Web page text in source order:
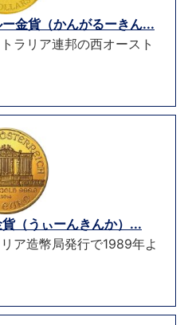
金貨（かんがるーきん...
ラリア連邦の西オースト
（うぃーんきんか）...
ア造幣局発行で1989年よ